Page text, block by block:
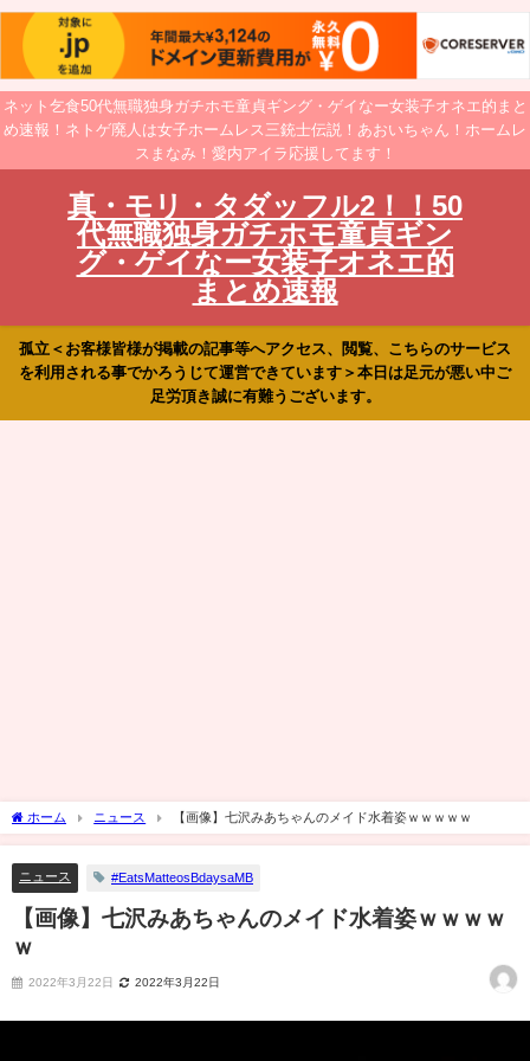
ネット乞食50代無職独身ガチホモ童貞ギング・ゲイなー女装子オネエ的まと
め速報！ネトゲ廃人は女子ホームレス三銃士伝説！あおいちゃん！ホームレ
スまなみ！愛内アイラ応援してます！
真・モリ・タダッフル2！！50
代無職独身ガチホモ童貞ギン
グ・ゲイなー女装子オネエ的
まとめ速報
孤立＜お客様皆様が掲載の記事等へアクセス、閲覧、こちらのサービス
を利用される事でかろうじて運営できています＞本日は足元が悪い中ご
足労頂き誠に有難うございます。
ホーム ニュース 【画像】七沢みあちゃんのメイド水着姿ｗｗｗｗｗ
ニュース #EatsMatteosBdaysaMB
【画像】七沢みあちゃんのメイド水着姿ｗｗｗｗ
ｗ
2022年3月22日 2022年3月22日